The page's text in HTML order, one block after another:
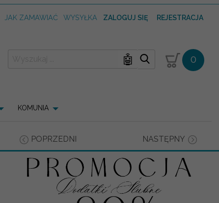
JAK ZAMAWIAĆ WYSYŁKA ZALOGUJ SIĘ REJESTRACJA
🤖 0
KOMUNIA
POPRZEDNI NASTĘPNY